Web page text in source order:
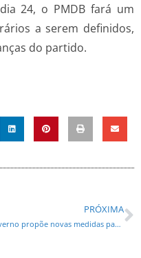
24, o PMDB fará um
a serem definidos,
do partido.
PRÓXIMA
Governo propõe novas medidas para cortar gastos e retomar investimentos